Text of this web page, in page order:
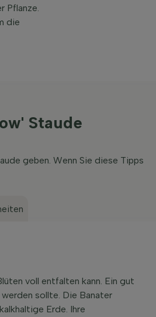
Pflanze.
die
Staude
geben. Wenn Sie diese Tipps
voll entfalten kann. Ein gut
sollte. Die Banater
Erde. Ihre